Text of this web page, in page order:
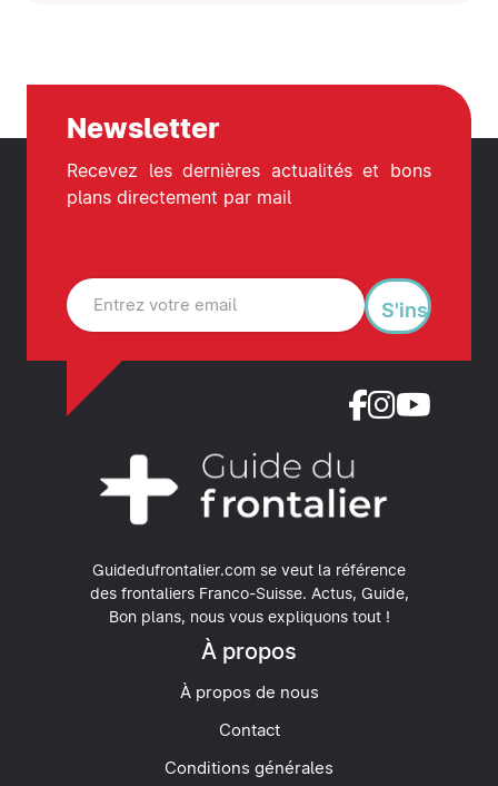
Guidedufrontalier.com se veut la référence
des frontaliers Franco-Suisse. Actus, Guide,
Bon plans, nous vous expliquons tout !
À propos
À propos de nous
Contact
Conditions générales
Newsletter
Recevez les dernières actualités et bons
plans directement par mail
S'inscrire